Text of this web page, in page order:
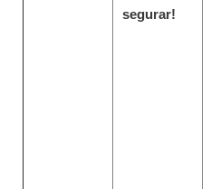
segurar!